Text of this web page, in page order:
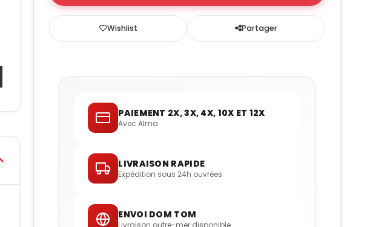
Wishlist Partager
PAIEMENT 2X, 3X, 4X, 10X ET 12X
Avec Alma
LIVRAISON RAPIDE
Expédition sous 24h ouvrées
ENVOI DOM TOM
Livraison outre-mer disponible